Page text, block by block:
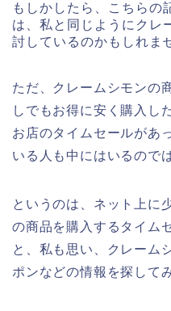
もしかしたら、こちらの
は、私と同じようにクレ
討しているのかもしれま
ただ、クレームシモンの
しでもお得に安く購入し
お店のタイムセールがあ
いる人も中にはいるので
というのは、ネット上に
の商品を購入するタイム
と、私も思い、クレーム
ポンなどの情報を探して